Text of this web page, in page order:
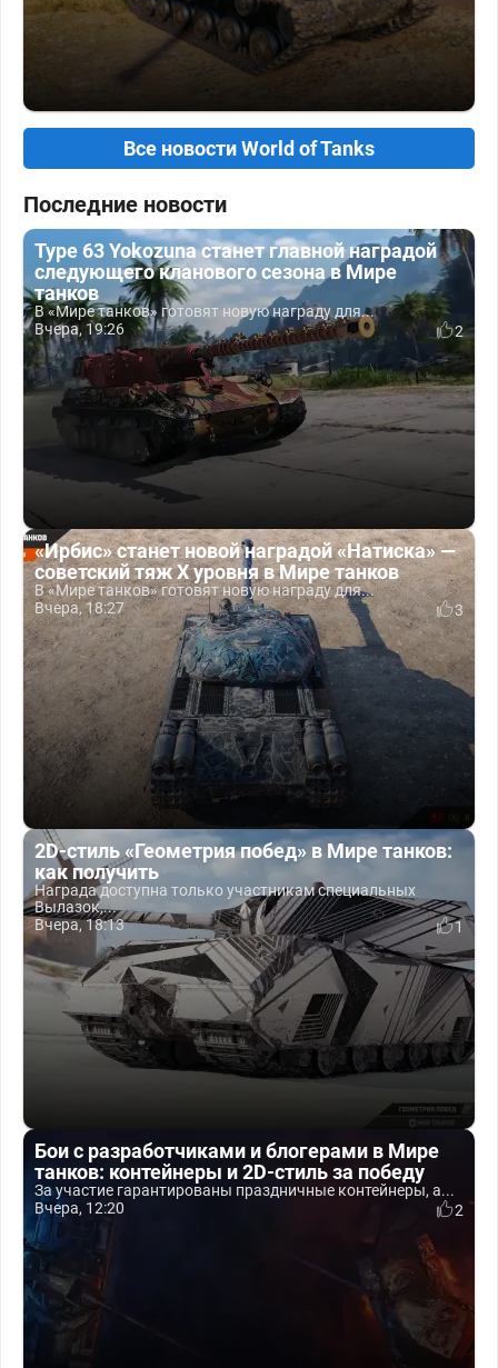
Все новости World of Tanks
Последние новости
Type 63 Yokozuna станет главной наградой
следующего кланового сезона в Мире
танков
В «Мире танков» готовят новую награду для...
Вчера, 19:26
2
«Ирбис» станет новой наградой «Натиска» —
советский тяж X уровня в Мире танков
В «Мире танков» готовят новую награду для...
Вчера, 18:27
3
2D-стиль «Геометрия побед» в Мире танков:
как получить
Награда доступна только участникам специальных
Вылазок,...
Вчера, 18:13
1
Бои с разработчиками и блогерами в Мире
танков: контейнеры и 2D-стиль за победу
За участие гарантированы праздничные контейнеры, а...
Вчера, 12:20
2